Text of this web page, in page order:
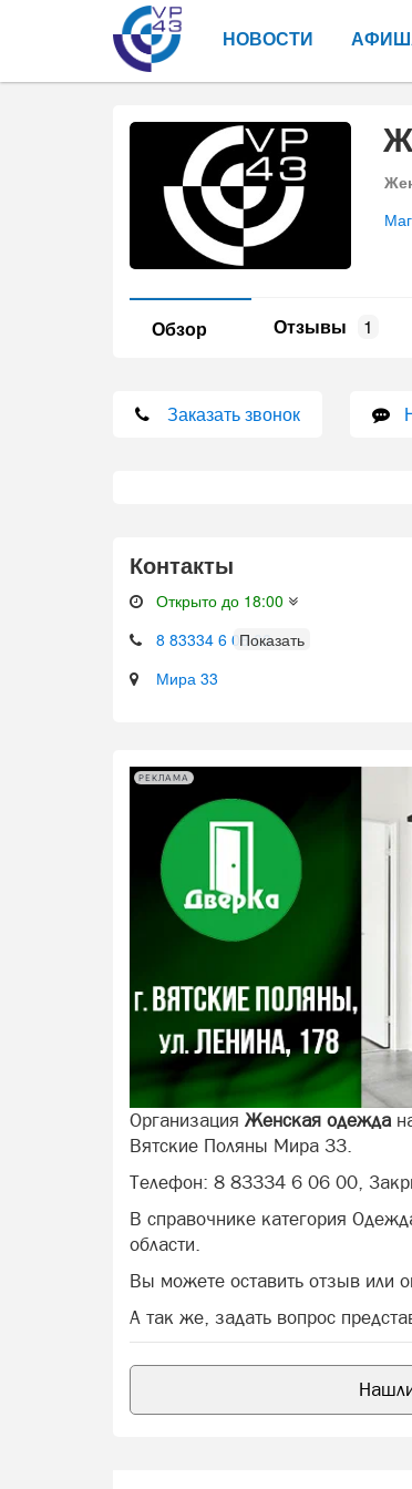
НОВОСТИ
Обзор Отзывы 1
Заказать звонок
Контакты
Открыто до 18:00
8 83334 6 06 00
Мира 33
РЕКЛАМА
Организация Женская одежда
Вятские Поляны Мира 33.
Телефон: 8 83334 6 06 00,
В справочнике категория
области.
Вы можете оставить отзыв или
А так же, задать вопрос